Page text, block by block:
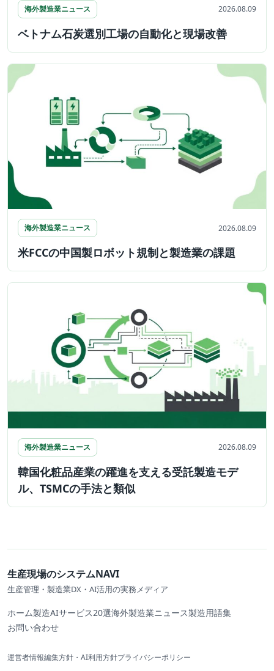
海外製造業ニュース 2026.08.09
ベトナム石炭選別工場の自動化と現場改善
海外製造業ニュース 2026.08.09
米FCCの中国製ロボット規制と製造業の課題
海外製造業ニュース 2026.08.09
韓国化粧品産業の躍進を支える受託製造モデ
ル、TSMCの手法と類似
生産現場のシステムNAVI
生産管理・製造業DX・AI活用の実務メディア
ホーム製造AIサービス20選海外製造業ニュース製造用語集
お問い合わせ
運営者情報編集方針・AI利用方針プライバシーポリシー